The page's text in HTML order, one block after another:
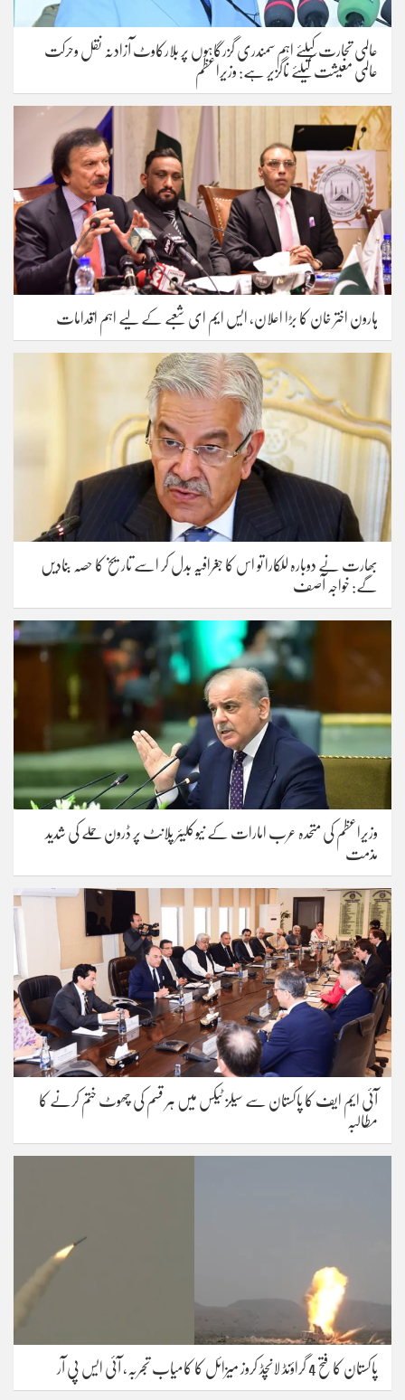
عالمی تجارت کیلئے اہم سمندری گزرگاہوں پر بلارکاوٹ آزادنہ نقل وحرکت
عالمی معیشت کیلئے ناگزیر ہے: وزیراعظم
ہارون اختر خان کا بڑا اعلان، ایس ایم ای شعبے کے لیے اہم اقدامات
بھارت نے دوبارہ للکارا تو اس کا جغرافیہ بدل کر اسے تاریخ کا حصہ بنادیں
گے: خواجہ آصف
وزیراعظم کی متحدہ عرب امارات کے نیوکلیئر پلانٹ پر ڈرون حملے کی شدید
مذمت
آئی ایم ایف کا پاکستان سے سیلز ٹیکس میں ہر قسم کی چھوٹ ختم کرنے کا
مطالبہ
پاکستان کا فتح 4 گراؤنڈ لانچڈ کروز میزائل کا کامیاب تجربہ، آئی ایس پی آر